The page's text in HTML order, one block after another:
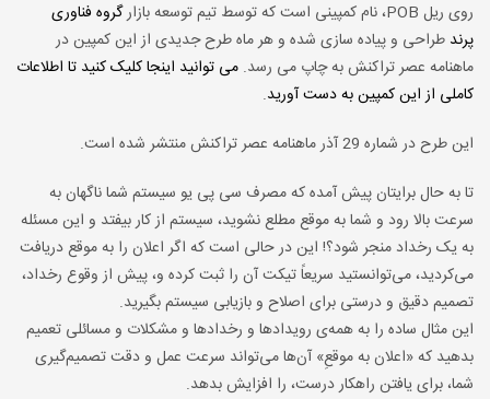
روی ریل POB، نام کمپینی است که توسط تیم توسعه بازار
گروه فناوری
پرند طراحی و پیاده سازی شده و هر ماه طرح جدیدی از این کمپین در
ماهنامه عصر تراکنش به چاپ می رسد. می توانید اینجا کلیک کنید تا اطلاعات
کاملی از این کمپین به دست آورید.
این طرح در شماره 29 آذر ماهنامه عصر تراکنش منتشر شده است.
تا به حال برایتان پیش آمده که مصرف سی پی یو سیستم شما ناگهان به
سرعت بالا رود و شما به موقع مطلع نشوید، سیستم از کار بیفتد و این مسئله
به یک رخداد منجر شود؟! این در حالی است که اگر اعلان را به موقع دریافت
می‌کردید، می‌توانستید سریعاً تیکت آن را ثبت کرده و، پیش از وقوع رخداد،
تصمیم دقیق و درستی برای اصلاح و بازیابی سیستم بگیرید.
این مثال ساده‌ را به همه‌ی رویدادها و رخدادها و مشکلات و مسائلی تعمیم
بدهید که «اعلان به موقعِ» آن‌ها می‌تواند سرعت عمل و دقت تصمیم‌گیری
شما، برای یافتن راهکار درست، را افزایش بدهد.